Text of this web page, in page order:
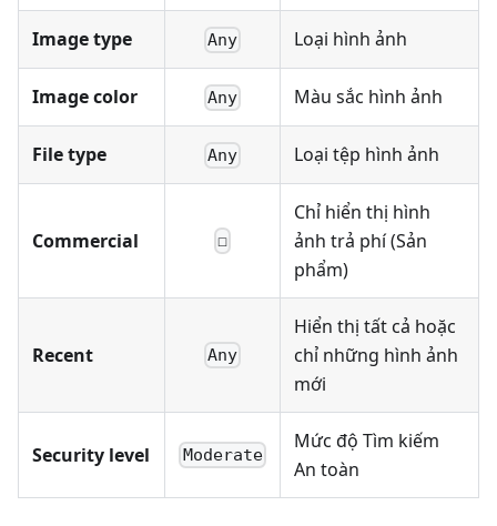
Image type Any Loại hình ảnh
Image color Any Màu sắc hình ảnh
File type Any Loại tệp hình ảnh
Commercial ☐
Chỉ hiển thị hình
ảnh trả phí (Sản
phẩm)
Recent Any
Hiển thị tất cả hoặc
chỉ những hình ảnh
mới
Security level Moderate
Mức độ Tìm kiếm
An toàn